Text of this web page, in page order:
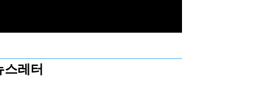
스레터